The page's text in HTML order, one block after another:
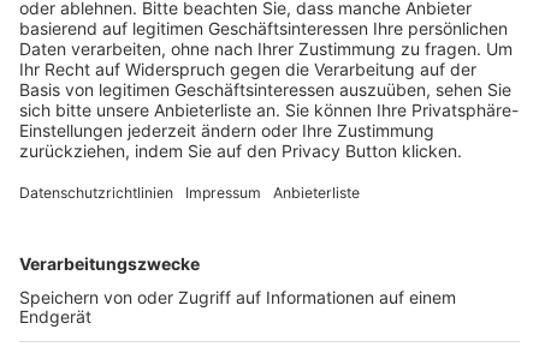
BFV-Geschäftsstellen
Trainerbörse
Login SpielPlus
FOLGE DEM BFV
TOP-VEREINE